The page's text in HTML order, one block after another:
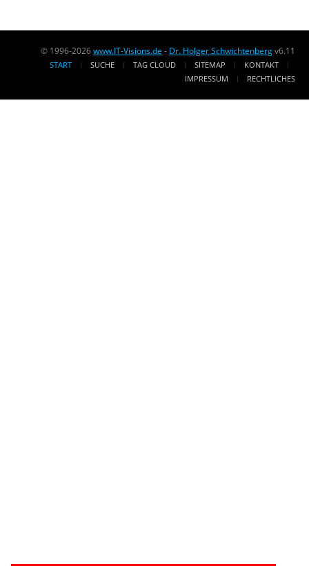
© 1996-2026www.IT-Visions.de - Dr. Holger Schwichtenbergv6.11
START SUCHE TAG CLOUD SITEMAP
KONTAKT
IMPRESSUM
RECHTLICHES